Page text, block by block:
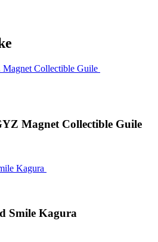
Magnet Collectible Guile
Smile Kagura